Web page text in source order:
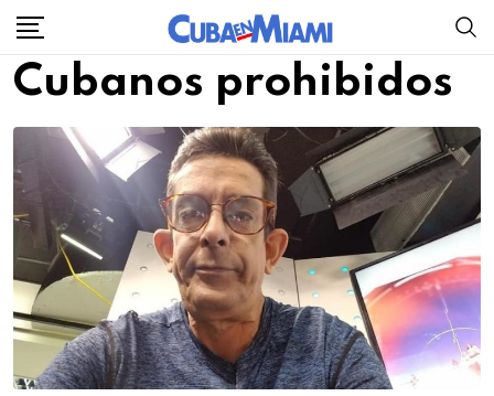
Skip
content
Cubanos prohibidos